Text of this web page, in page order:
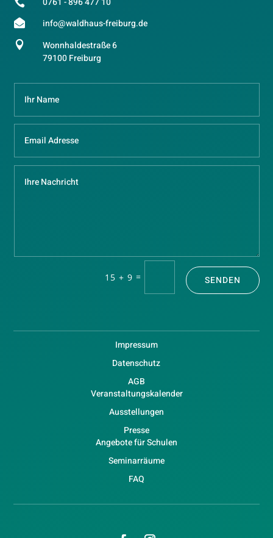

 info@waldhaus-freiburg.de

Wonnhaldestraße 6
79100 Freiburg
15 + 9 = SENDEN
Impressum
Datenschutz
AGB
Veranstaltungskalender
Ausstellungen
Presse
Angebote für Schulen
Seminarräume
FAQ